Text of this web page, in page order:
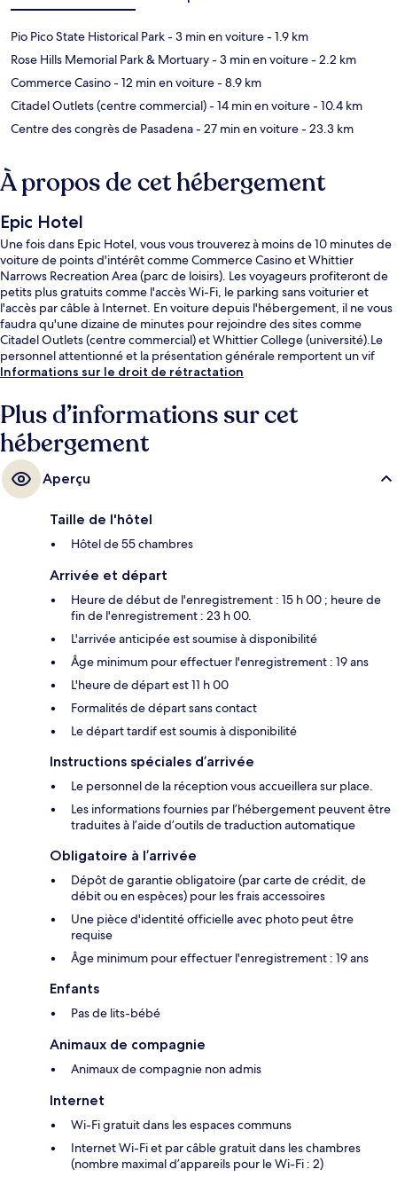
Pio Pico State Historical Park- 3 min en voiture- 1.9 km
Rose Hills Memorial Park & Mortuary- 3 min en voiture- 2.2 km
Commerce Casino- 12 min en voiture- 8.9 km
Citadel Outlets (centre commercial)- 14 min en voiture- 10.4 km
Centre des congrès de Pasadena- 27 min en voiture- 23.3 km
À propos de cet hébergement
Epic Hotel
Une fois dans Epic Hotel, vous vous trouverez à moins de 10 minutes de
voiture de points d'intérêt comme Commerce Casino et Whittier
Narrows Recreation Area (parc de loisirs). Les voyageurs profiteront de
petits plus gratuits comme l'accès Wi-Fi, le parking sans voiturier et
l'accès par câble à Internet. En voiture depuis l'hébergement, il ne vous
faudra qu'une dizaine de minutes pour rejoindre des sites comme
Citadel Outlets (centre commercial) et Whittier College (université).Le
personnel attentionné et la présentation générale remportent un vif
succès auprès des autres voyageurs.
Informations sur le droit de rétractation
Plus d’informations sur cet
hébergement
Aperçu
Taille de l'hôtel
Hôtel de 55 chambres
Arrivée et départ
Heure de début de l'enregistrement : 15 h 00 ; heure de
fin de l'enregistrement : 23 h 00.
L'arrivée anticipée est soumise à disponibilité
Âge minimum pour effectuer l'enregistrement : 19 ans
L'heure de départ est 11 h 00
Formalités de départ sans contact
Le départ tardif est soumis à disponibilité
Instructions spéciales d’arrivée
Le personnel de la réception vous accueillera sur place.
Les informations fournies par l’hébergement peuvent être
traduites à l’aide d’outils de traduction automatique
Obligatoire à l’arrivée
Dépôt de garantie obligatoire (par carte de crédit, de
débit ou en espèces) pour les frais accessoires
Une pièce d'identité officielle avec photo peut être
requise
Âge minimum pour effectuer l'enregistrement : 19 ans
Enfants
Pas de lits-bébé
Animaux de compagnie
Animaux de compagnie non admis
Internet
Wi-Fi gratuit dans les espaces communs
Internet Wi-Fi et par câble gratuit dans les chambres
(nombre maximal d’appareils pour le Wi-Fi : 2)